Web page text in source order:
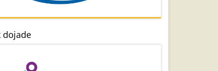
dojade